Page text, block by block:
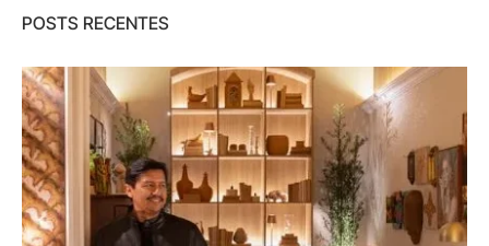
POSTS RECENTES